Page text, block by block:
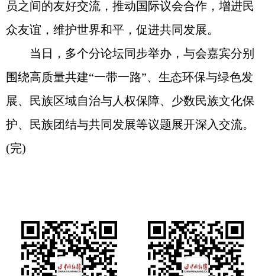
员之间的友好交流，推动国际议会合作，增进民
众友谊，维护世界和平，促进共同发展。
当日，多个分论坛同步举办，与会嘉宾分别
围绕高质量共建“一带一路”、生态环保与绿色发
展、民族区域自治与人权保障、少数民族文化保
护、民族团结与共同发展等议题展开深入交流。
(完)